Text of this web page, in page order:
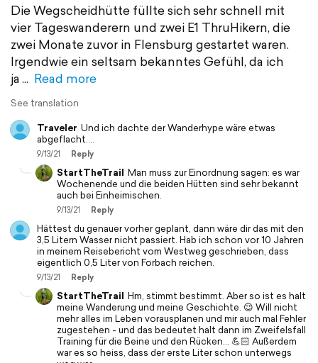
Die Wegscheidhütte füllte sich sehr schnell mit
vier Tageswanderern und zwei E1 ThruHikern, die
zwei Monate zuvor in Flensburg gestartet waren.
Irgendwie ein seltsam bekanntes Gefühl, da ich
ja
Read more
See translation
Traveler Und ich dachte der Wanderhype wäre etwas
abgeflacht....
9/13/21 Reply
StartTheTrail Man muss zur Einordnung sagen: es war
Wochenende und die beiden Hütten sind sehr bekannt
auch bei Einheimischen.
9/13/21 Reply
Hättest du genauer vorher geplant, dann wäre dir das mit den
3,5 Litern Wasser nicht passiert. Hab ich schon vor 10 Jahren
in meinem Reisebericht vom Westweg geschrieben, dass
eigentlich 0,5 Liter von Forbach reichen.
9/13/21 Reply
StartTheTrail Hm, stimmt bestimmt. Aber so ist es halt
meine Wanderung und meine Geschichte. 😉 Will nicht
mehr alles im Leben vorausplanen und mir auch mal Fehler
zugestehen - und das bedeutet halt dann im Zweifelsfall
Training für die Beine und den Rücken… 💪🏻 Außerdem
war es so heiss, dass der erste Liter schon unterwegs